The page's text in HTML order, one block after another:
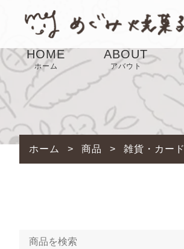
HOME
ホーム
ABOUT
アバウト
ホーム > 商品 > 雑貨・カード